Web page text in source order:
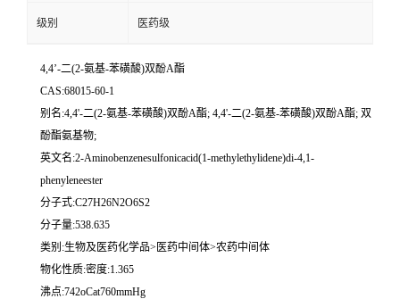
级别 医药级
4,4’-二(2-氨基-苯磺酸)双酚A酯
CAS:68015-60-1
别名:4,4'-二(2-氨基-苯磺酸)双酚A酯; 4,4'-二(2-氨基-苯磺酸)双酚A酯; 双
酚酯氨基物;
英文名:2-Aminobenzenesulfonicacid(1-methylethylidene)di-4,1-
phenyleneester
分子式:C27H26N2O6S2
分子量:538.635
类别:生物及医药化学品>医药中间体>农药中间体
物化性质:密度:1.365
沸点:742oCat760mmHg